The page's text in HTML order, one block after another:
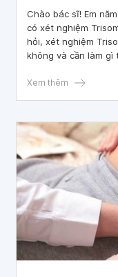
Chào bác sĩ! Em
có xét nghiệm
hỏi, xét nghiệm
không và cần làm gì
Xem thêm